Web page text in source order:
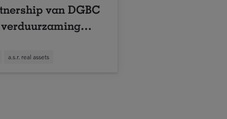
van DGBC
a.s.r. real assets